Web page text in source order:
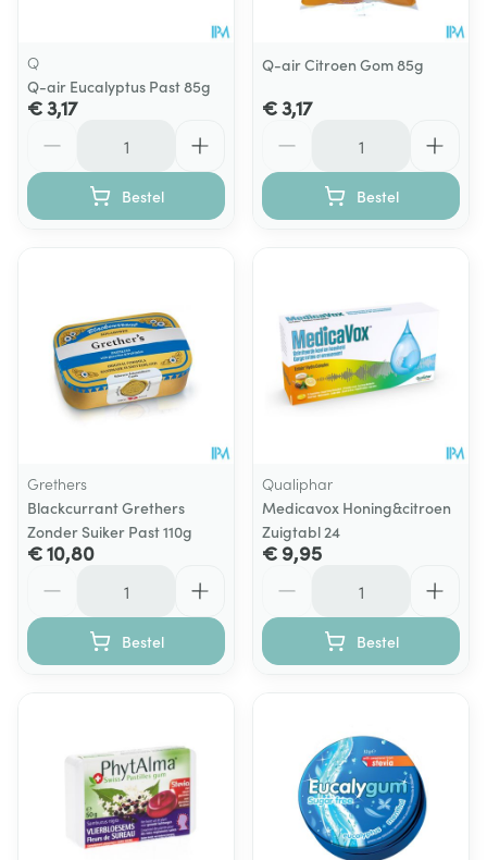
Q
Q-air Eucalyptus Past 85g
€ 3,17
Bestel
Q-air Citroen Gom 85g
€ 3,17
Bestel
Grethers
Blackcurrant Grethers
Zonder Suiker Past 110g
€ 10,80
Bestel
Qualiphar
Medicavox Honing&citroen
Zuigtabl 24
€ 9,95
Bestel